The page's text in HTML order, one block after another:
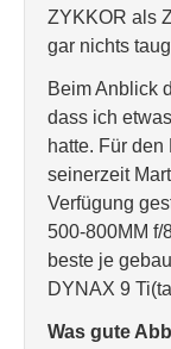
ZYKKOR als
gar nichts
Beim Anblick
dass ich
hatte. Für den
seinerzeit
Verfügung
500-800MM f/
beste je
DYNAX 9
Was gute